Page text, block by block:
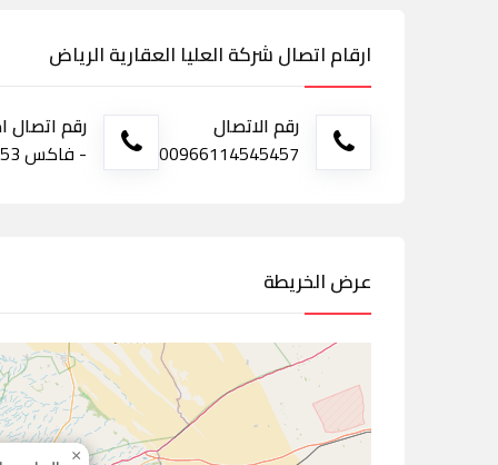
ارقام اتصال شركة العليا العقارية الرياض
رقم الاتصال
00966114545457
رقم اتصال
- فاكس 0112077553
عرض الخريطة
×